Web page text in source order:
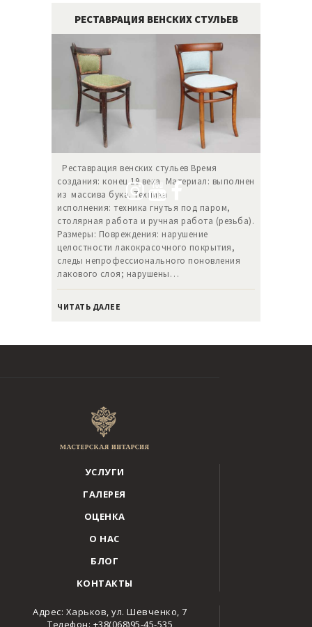
РЕСТАВРАЦИЯ ВЕНСКИХ СТУЛЬЕВ
Реставрация венских стульев Время
создания: конец 19 века. Материал: выполнен
из массива бука. Техника
исполнения: техника гнутья под паром,
столярная работа и ручная работа (резьба).
Размеры: Повреждения: нарушение
целостности лакокрасочного покрытия,
следы непрофессионального поновления
лакового слоя; нарушены…
ЧИТАТЬ ДАЛЕЕ
УСЛУГИ
ГАЛЕРЕЯ
ОЦЕНКА
О НАС
БЛОГ
КОНТАКТЫ
Адрес: Харьков, ул. Шевченко, 7
Телефон: +38(068)95-45-535